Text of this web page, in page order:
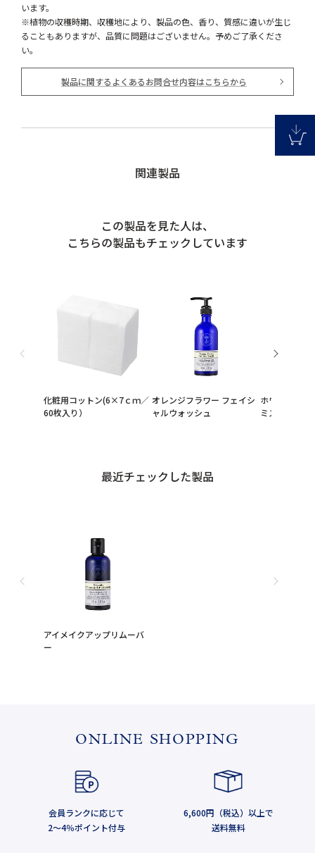
います。
※植物の収穫時期、収穫地により、製品の色、香り、質感に違いが生じ
ることもありますが、品質に問題はございません。予めご了承くださ
い。
製品に関するよくあるお問合せ内容はこちらから
関連製品
この製品を見た人は、
こちらの製品もチェックしています
化粧用コットン(6×7ｃｍ／
60枚入り）
オレンジフラワー フェイシ
ャルウォッシュ
ホワイトティ
ミスト
最近チェックした製品
アイメイクアップリムーバ
ー
ONLINE SHOPPING
会員ランクに応じて
2～4％ポイント付与
6,600円（税込）以上で
送料無料